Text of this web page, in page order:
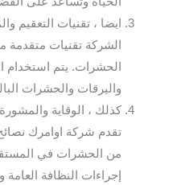
ايضا ، تقنيات التعقيم
الشركة تقنيات متقدمة
الحشرات. يتم استخدام
واليرقات والحشرات
كذلك ، الوقاية
تقدم شركة اوامرك
من الحشرات في
إجراءات النظافة العامة